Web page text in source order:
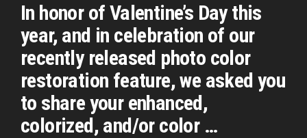
In honor of Valentine’s Day this
year, and in celebration of our
recently released photo color
restoration feature, we asked you
to share your enhanced,
colorized, and/or color …